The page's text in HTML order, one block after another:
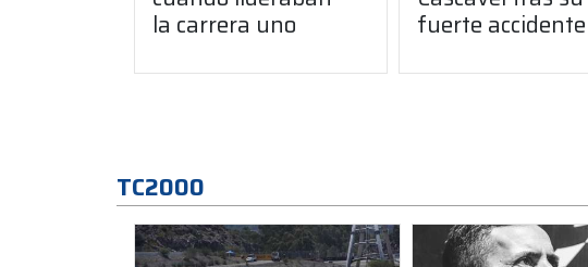
la carrera uno fuerte accidente
TC2000